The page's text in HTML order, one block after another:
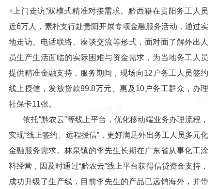
+上门走访”双模式精准对接需求。黔西籍在贵阳务工人员
近6万人，素朴支行赴贵阳开展专项金融服务活动，通过实
地走访、电话联络、座谈交流等形式，面对面了解外出人
员生产生活面临的实际困难与资金需求，为当地务工人员
提供精准金融支持，服务期间，现场向12户务工人员签约
线上授信，发放贷款99.8万元、惠及10户务工群众，办理
社保卡11张。
依托“黔农云”等线上平台，优化移动端业务办理流程，
实现“线上签约、远程授信”，更好满足外出务工人员多元化
金融服务需求。林泉镇的李先生长期在广东省从事化工涂
料经营，因及时通过“黔农云”线上平台获得信贷资金支持，
成功升级了生产线，目前李先生的产品已远销海外，并带